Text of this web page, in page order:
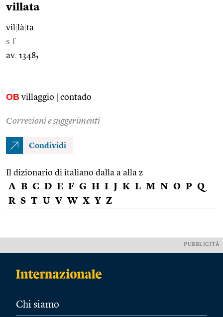
villata
vil là ta
s.f.
av. 1348;
OB villaggio contado
Correzioni e suggerimenti
Condividi
Il dizionario di italiano dalla a alla z
A B C D E F G H I J K L M N O P Q
R S T U V W X Y Z
PUBBLICITÀ
Chi siamo